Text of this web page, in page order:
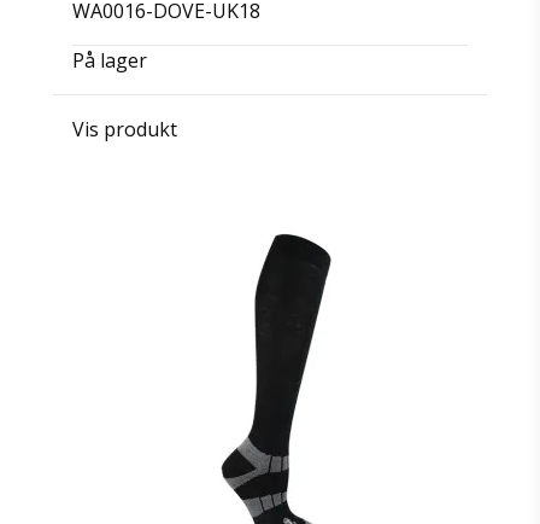
WA0016-DOVE-UK18
På lager
Vis produkt